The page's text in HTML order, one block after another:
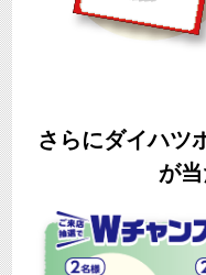
さらにダイハツ
が